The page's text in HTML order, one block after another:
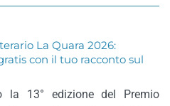
La Quara 2026:
con il tuo racconto sul
la 13° edizione del Premio